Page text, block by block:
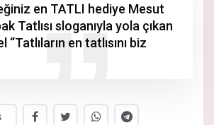
en TATLI hediye Mesut
Tatlısı sloganıyla yola çıkan
en tatlısını biz